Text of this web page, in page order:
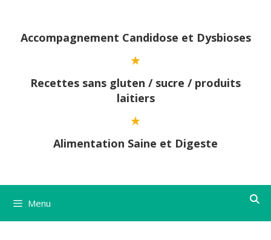
contenuAccompagnement Candidose et Dysbioses
Recettes sans gluten / sucre / produits
laitiers
Alimentation Saine et Digeste
Menu